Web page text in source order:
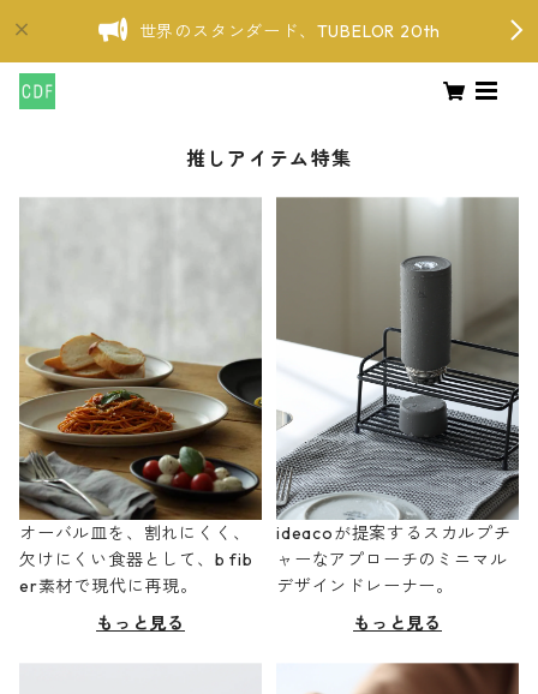
世界のスタンダード、TUBELOR 20th
推しアイテム特集
オーバル皿を、割れにくく、
欠けにくい食器として、b fib
er素材で現代に再現。
もっと見る
ideacoが提案するスカルプチ
ャーなアプローチのミニマル
デザインドレーナー。
もっと見る